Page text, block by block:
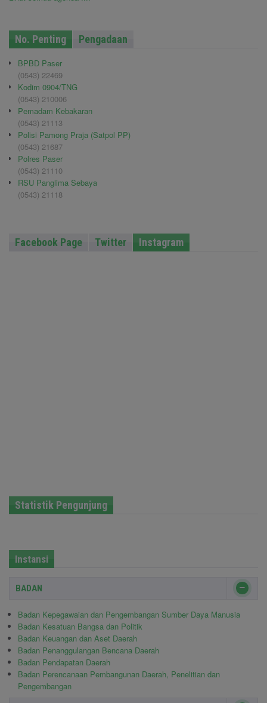
No. Penting Pengadaan
BPBD Paser
(0543) 22469
Kodim 0904/TNG
(0543) 210006
Pemadam Kebakaran
(0543) 21113
Polisi Pamong Praja (Satpol PP)
(0543) 21687
Polres Paser
(0543) 21110
RSU Panglima Sebaya
(0543) 21118
Facebook Page Twitter Instagram
Statistik Pengunjung
Instansi
BADAN
Badan Kepegawaian dan Pengembangan Sumber Daya Manusia
Badan Kesatuan Bangsa dan Politik
Badan Keuangan dan Aset Daerah
Badan Penanggulangan Bencana Daerah
Badan Pendapatan Daerah
Badan Perencanaan Pembangunan Daerah, Penelitian dan
Pengembangan